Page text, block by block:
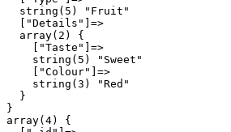
  string(5) "Fruit"
  ["Details"]=>
  array(2) {
    ["Taste"]=>
    string(5) "Sweet"
    ["Colour"]=>
    string(3) "Red"
  }
}
array(4) {